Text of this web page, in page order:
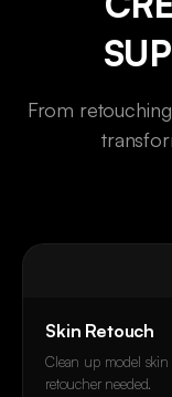
From
Skin Retouch
Clean up model skin
retoucher needed.